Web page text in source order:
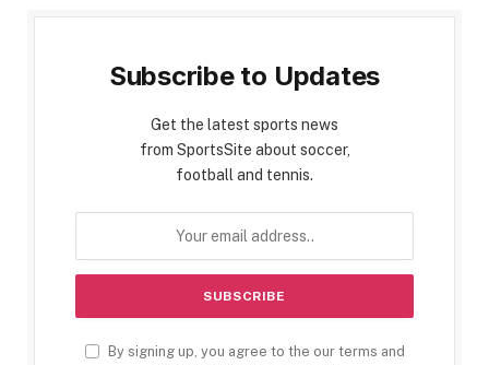
Subscribe to Updates
Get the latest sports news
from SportsSite about soccer,
football and tennis.
By signing up, you agree to the our terms and